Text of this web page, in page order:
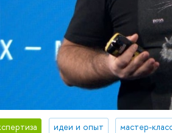
идеи и опыт мастер-